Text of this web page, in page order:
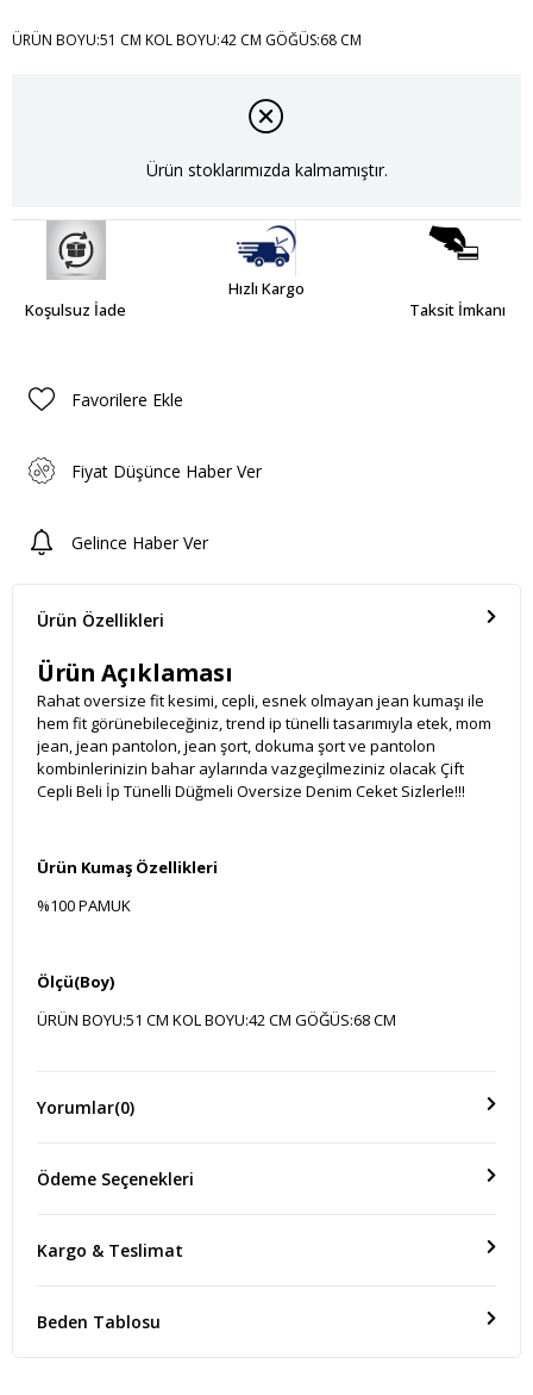
ÜRÜN BOYU:51 CM KOL BOYU:42 CM GÖĞÜS:68 CM
Ürün stoklarımızda kalmamıştır.
Koşulsuz İade
Hızlı Kargo
Taksit İmkanı
Favorilere Ekle
Fiyat Düşünce Haber Ver
Gelince Haber Ver
Ürün Özellikleri
Ürün Açıklaması
Rahat oversize fit kesimi, cepli, esnek olmayan jean kumaşı ile
hem fit görünebileceğiniz, trend ip tünelli tasarımıyla etek, mom
jean, jean pantolon, jean şort, dokuma şort ve pantolon
kombinlerinizin bahar aylarında vazgeçilmeziniz olacak Çift
Cepli Beli İp Tünelli Düğmeli Oversize Denim Ceket Sizlerle!!!
Ürün Kumaş Özellikleri
%100 PAMUK
Ölçü(Boy)
ÜRÜN BOYU:51 CM KOL BOYU:42 CM GÖĞÜS:68 CM
Yorumlar(0)
Ödeme Seçenekleri
Kargo & Teslimat
Beden Tablosu